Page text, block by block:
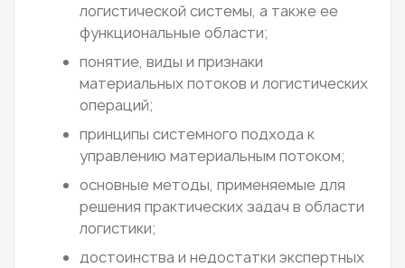
логистической системы, а также ее
функциональные области;
понятие, виды и признаки
материальных потоков и логистических
операций;
принципы системного подхода к
управлению материальным потоком;
основные методы, применяемые для
решения практических задач в области
логистики;
достоинства и недостатки экспертных